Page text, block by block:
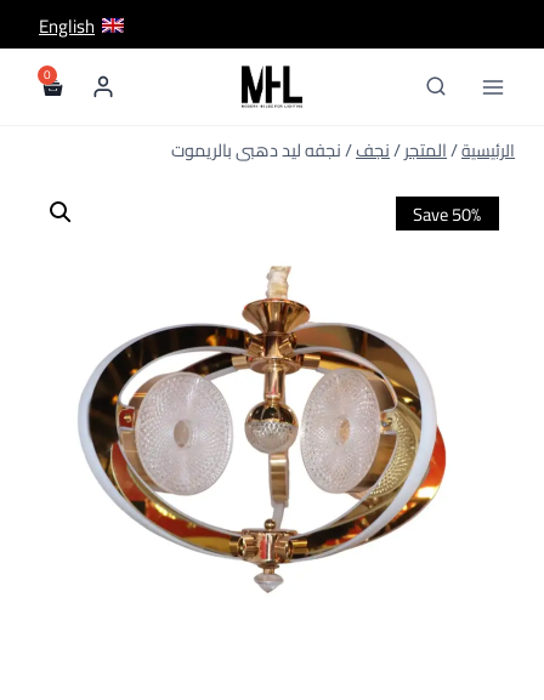
إلى
المحتوى
English
/المتجر/نجف/نجفه ليد دهبى بالريموت
Save 50%